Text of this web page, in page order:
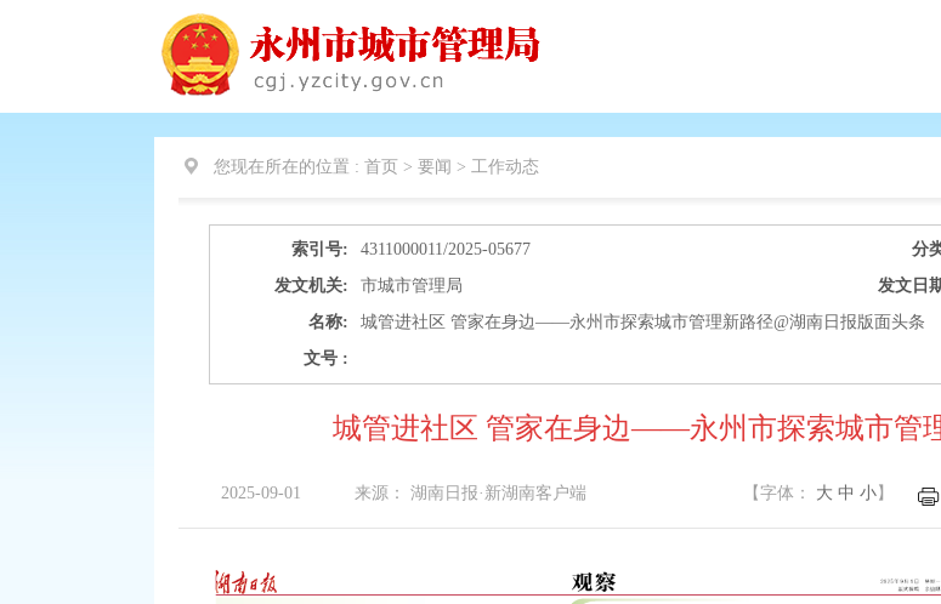
您现在所在的位置 : 首页 > 要闻 > 工作动态
索引号: 4311000011/2025-05677
分
发文机关:
市城市管理局 发文日
名称:
城管进社区 管家在身边——永州市探索城市管理新路径@湖南日报版面头条
文号 :
城管进社区 管家在身边——永州市探索城市管
2025-09-01 来源： 湖南日报·新湖南客户端 【字体： 大 中 小】